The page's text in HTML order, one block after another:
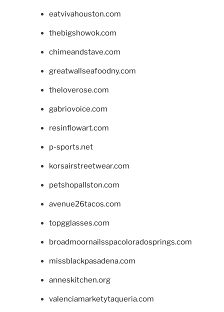
eatvivahouston.com
thebigshowok.com
chimeandstave.com
greatwallseafoodny.com
theloverose.com
gabriovoice.com
resinflowart.com
p-sports.net
korsairstreetwear.com
petshopallston.com
avenue26tacos.com
topgglasses.com
broadmoornailsspacoloradosprings.com
missblackpasadena.com
anneskitchen.org
valenciamarketytaqueria.com